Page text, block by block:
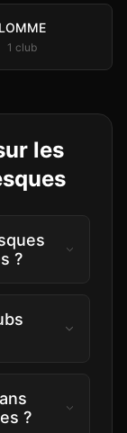
LOMME
1 club
les
?
?